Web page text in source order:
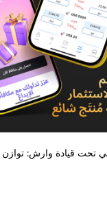
تحت قيادة وارش: